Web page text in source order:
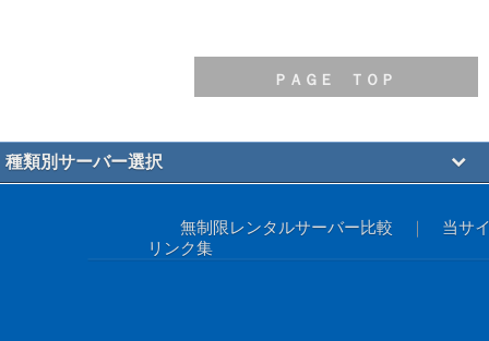
ＰＡＧＥ ＴＯＰ
種類別サーバー選択
無制限レンタルサーバー比較 ｜
当サ
リンク集